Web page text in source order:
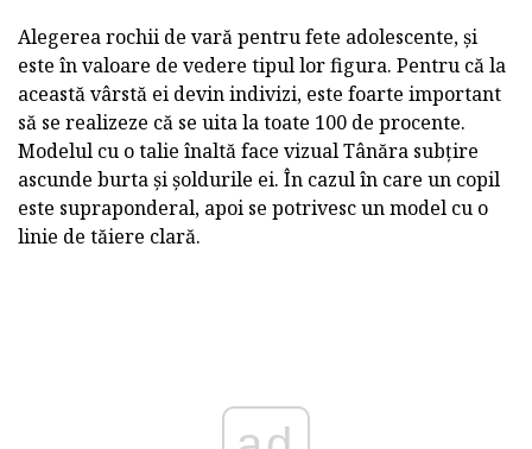
Alegerea rochii de vară pentru fete adolescente, și
este în valoare de vedere tipul lor figura. Pentru că la
această vârstă ei devin indivizi, este foarte important
să se realizeze că se uita la toate 100 de procente.
Modelul cu o talie înaltă face vizual Tânăra subțire
ascunde burta și șoldurile ei. În cazul în care un copil
este supraponderal, apoi se potrivesc un model cu o
linie de tăiere clară.